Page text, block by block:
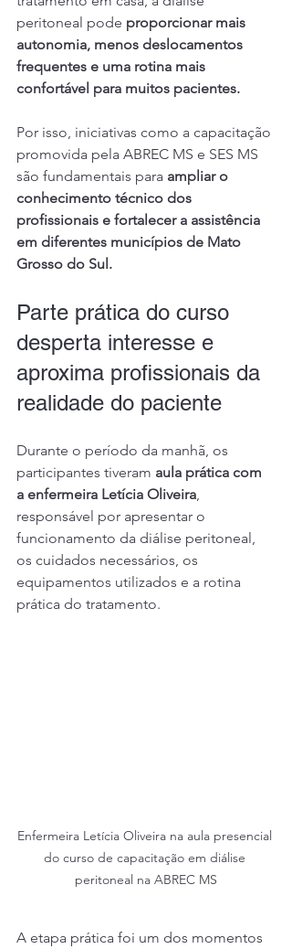
peritoneal pode proporcionar mais
autonomia, menos deslocamentos
frequentes e uma rotina mais
confortável para muitos pacientes.
Por isso, iniciativas como a capacitação
promovida pela ABREC MS e SES MS
são fundamentais para ampliar o
conhecimento técnico dos
profissionais e fortalecer a assistência
em diferentes municípios de Mato
Grosso do Sul.
Parte prática do curso
desperta interesse e
aproxima profissionais da
realidade do paciente
Durante o período da manhã, os
participantes tiveram aula prática com
a enfermeira Letícia Oliveira
responsável por apresentar o
funcionamento da diálise peritoneal,
os cuidados necessários, os
equipamentos utilizados e a rotina
prática do tratamento.
Enfermeira Letícia Oliveira na aula presencial
do curso de capacitação em diálise
peritoneal na ABREC MS
A etapa prática foi um dos momentos